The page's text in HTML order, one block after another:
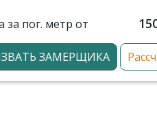
за пог. метр от
ЗАМЕРЩИКА